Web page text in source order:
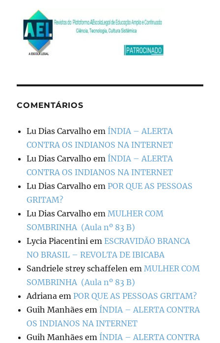
COMENTÁRIOS
Lu Dias Carvalho em ÍNDIA – ALERTA
CONTRA OS INDIANOS NA INTERNET
Lu Dias Carvalho em ÍNDIA – ALERTA
CONTRA OS INDIANOS NA INTERNET
Lu Dias Carvalho emPOR QUE AS PESSOAS
GRITAM?
Lu Dias Carvalho emMULHER COM
SOMBRINHA (Aula nº 83 B)
Lycia Piacentini emESCRAVIDÃO BRANCA
NO BRASIL – REVOLTA DE IBICABA
Sandriele strey schaffelen emMULHER COM
SOMBRINHA (Aula nº 83 B)
Adriana emPOR QUE AS PESSOAS GRITAM?
Guih Manhães em ÍNDIA – ALERTA CONTRA
OS INDIANOS NA INTERNET
Guih Manhães em ÍNDIA – ALERTA CONTRA